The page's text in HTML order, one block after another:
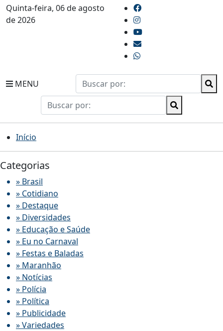
Quinta-feira, 06 de agosto
de 2026
MENU
Início
Categorias
» Brasil
» Cotidiano
» Destaque
» Diversidades
» Educação e Saúde
» Eu no Carnaval
» Festas e Baladas
» Maranhão
» Notícias
» Polícia
» Política
» Publicidade
» Variedades